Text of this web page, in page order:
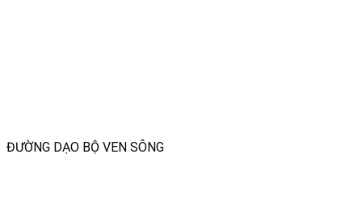
ĐƯỜNG DẠO BỘ VEN SÔNG